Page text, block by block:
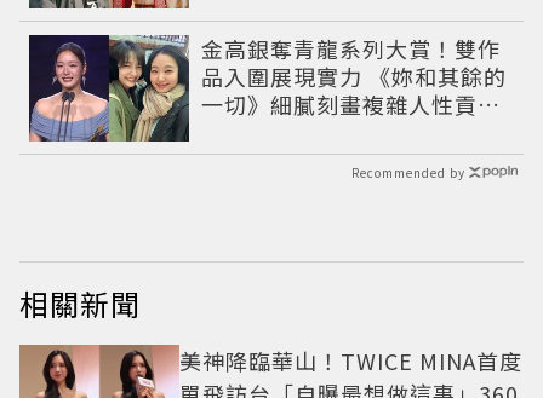
金高銀奪青龍系列大賞！雙作
品入圍展現實力 《妳和其餘的
一切》細膩刻畫複雜人性貢獻
Recommended by
相關新聞
美神降臨華山！TWICE MINA首度